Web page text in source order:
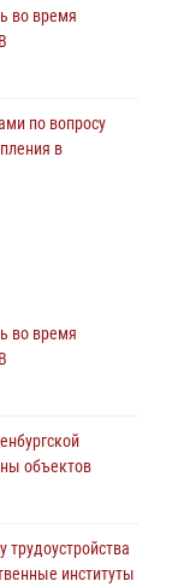
во время
по вопросу
в
Дня
в тяжелой
детских
году
во время
объектов
трудоустройства
институты